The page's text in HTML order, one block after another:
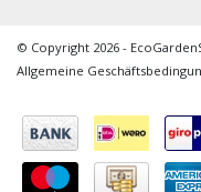
© Copyright 2026 -
Allgemeine